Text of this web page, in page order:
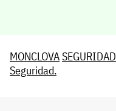
MONCLOVA SEGURIDAD
Seguridad.